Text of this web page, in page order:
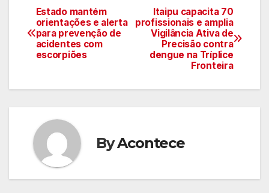
Navegação
de
artigos
Itaipu capacita 70
profissionais e amplia
Vigilância Ativa de
Precisão contra
dengue na Tríplice
Fronteira
Estado mantém
orientações e alerta
para prevenção de
acidentes com
escorpiões
ByAcontece